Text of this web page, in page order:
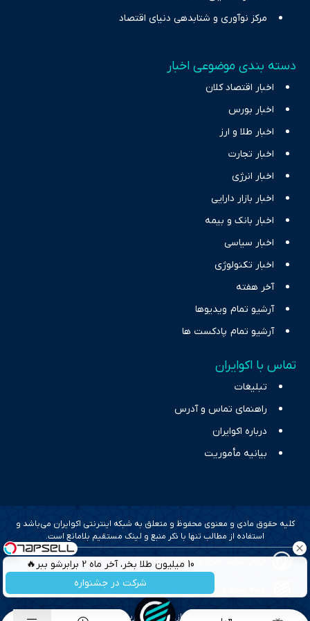
10 میلیون طلا بخر، آخر ماه 2 برابرشو ببر🔥
شرکت در جشنواره
مرکز نوآوری و شتابدهی دنیای اقتصاد
دسته بندی موضوعی اخبار
اخبار اقتصاد کلان
اخبار بورس
اخبار طلا و ارز
اخبار تجارت
اخبار انرژی
اخبار بازار دارایی
اخبار بانک و بیمه
اخبار سیاسی
اخبار تکنولوژی
آخر هفته
آرشیو تمام ویدیوها
آرشیو تمام پادکست ها
تماس با اکوایران
تبلیغات
راهنمای تماس و آدرس
درباره اکوایران
بیانیه مأموریت
کلیه حقوق مادی و معنوی محفوظ و متعلق به شبکه اینترنتی اکوایران می‌باشد و
استفاده از مطالب تنها با ذکر منبع و لینک مستقیم بلامانع است.
طراحی سایت خبری و خبرگزاری آسام
بهینه سازی و سئو؛ گروه رسانه ای دنیای اقتصاد
طراحی گرافیک و پیاده سازی؛ برآیند تجربه